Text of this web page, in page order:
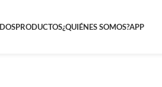
PRODUCTOS¿QUIÉNES SOMOS?APP